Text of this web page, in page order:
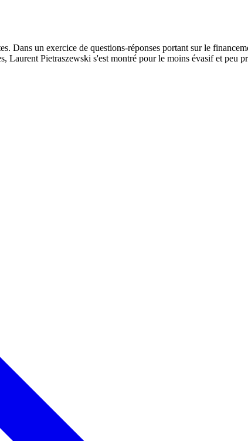
Dans un exercice de questions-réponses portant sur le
Laurent Pietraszewski s'est montré pour le moins évasif et peu